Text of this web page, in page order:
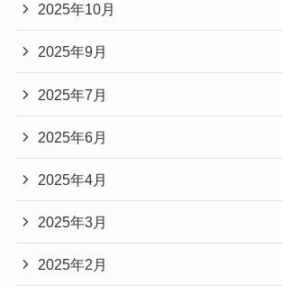
2025年10月
2025年9月
2025年7月
2025年6月
2025年4月
2025年3月
2025年2月